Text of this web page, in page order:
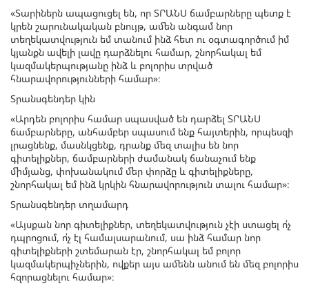
«Տարիներն ապացուցել են, որ ՏՐԱՆՍ ճամբարները պետք է
կրեն շարունակական բնույթ, ամեն անգամ նոր
տեղեկատվություն եմ տանում ինձ հետ ու օգտագործում իմ
կյանքն ավելի լավը դարձնելու համար, շնորհակալ եմ
կազմակերպությանը ինձ և բոլորիս տրված
հնարավորությունների համար»։
Տրանսգենդեր կին
«Արդեն բոլորիս համար սպասված են դարձել ՏՐԱՆՍ
ճամբարները, անհամբեր սպասում ենք հայտերին, որպեսզի
լրացնենք, մասնկցենք, դրանք մեզ տալիս են նոր
գիտելիքներ, ճամբարների ժամանակ ճանաչում ենք
միմյանց, փոխանակում մեր փորձը և գիտելիքները,
շնորհակալ եմ ինձ կրկին հնարավորություն տալու համար»։
Տրանսգենդեր տղամարդ
«Այսքան նոր գիտելիքներ, տեղեկատվություն չէի ստացել ո՛չ
դպրոցում, ո՛չ էլ համալսարանում, սա ինձ համար նոր
գիտելիքների շտեմարան էր, շնորհակալ եմ բոլոր
կազմակերպիչներին, ովքեր այս ամենն անում են մեզ բոլորիս
հզորացնելու համար»։